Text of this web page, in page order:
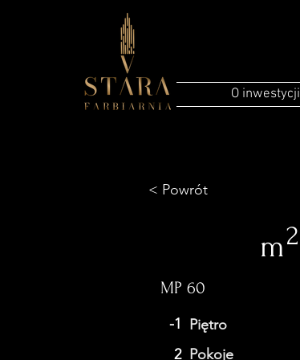
O inwestycji
< Powrót
m2
MP 60
-1
Piętro
2 Pokoje